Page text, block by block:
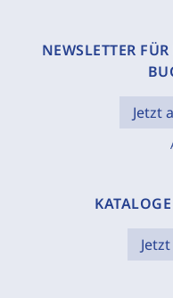
NEWSLETTER
Jetzt